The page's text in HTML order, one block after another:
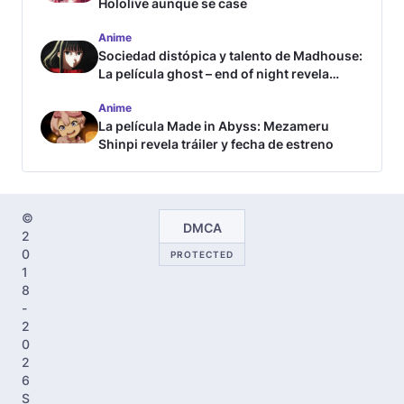
Anime
Sociedad distópica y talento de Madhouse:
La película ghost – end of night revela
Anime
La película Made in Abyss: Mezameru
Shinpi revela tráiler y fecha de estreno
©
2
0
1
8
-
2
0
2
6
S
DMCA
PROTECTED